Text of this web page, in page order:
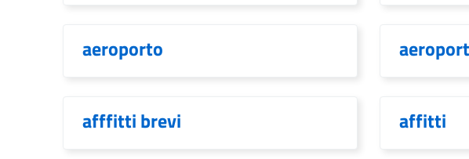
aeroporto
afffitti brevi affitti